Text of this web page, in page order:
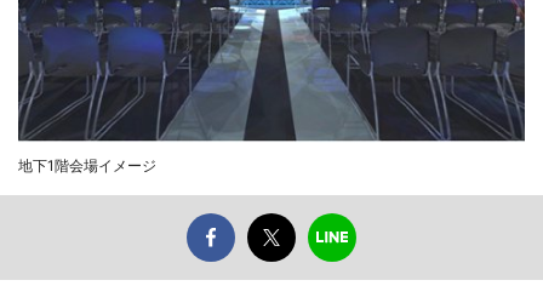
地下1階会場イメージ